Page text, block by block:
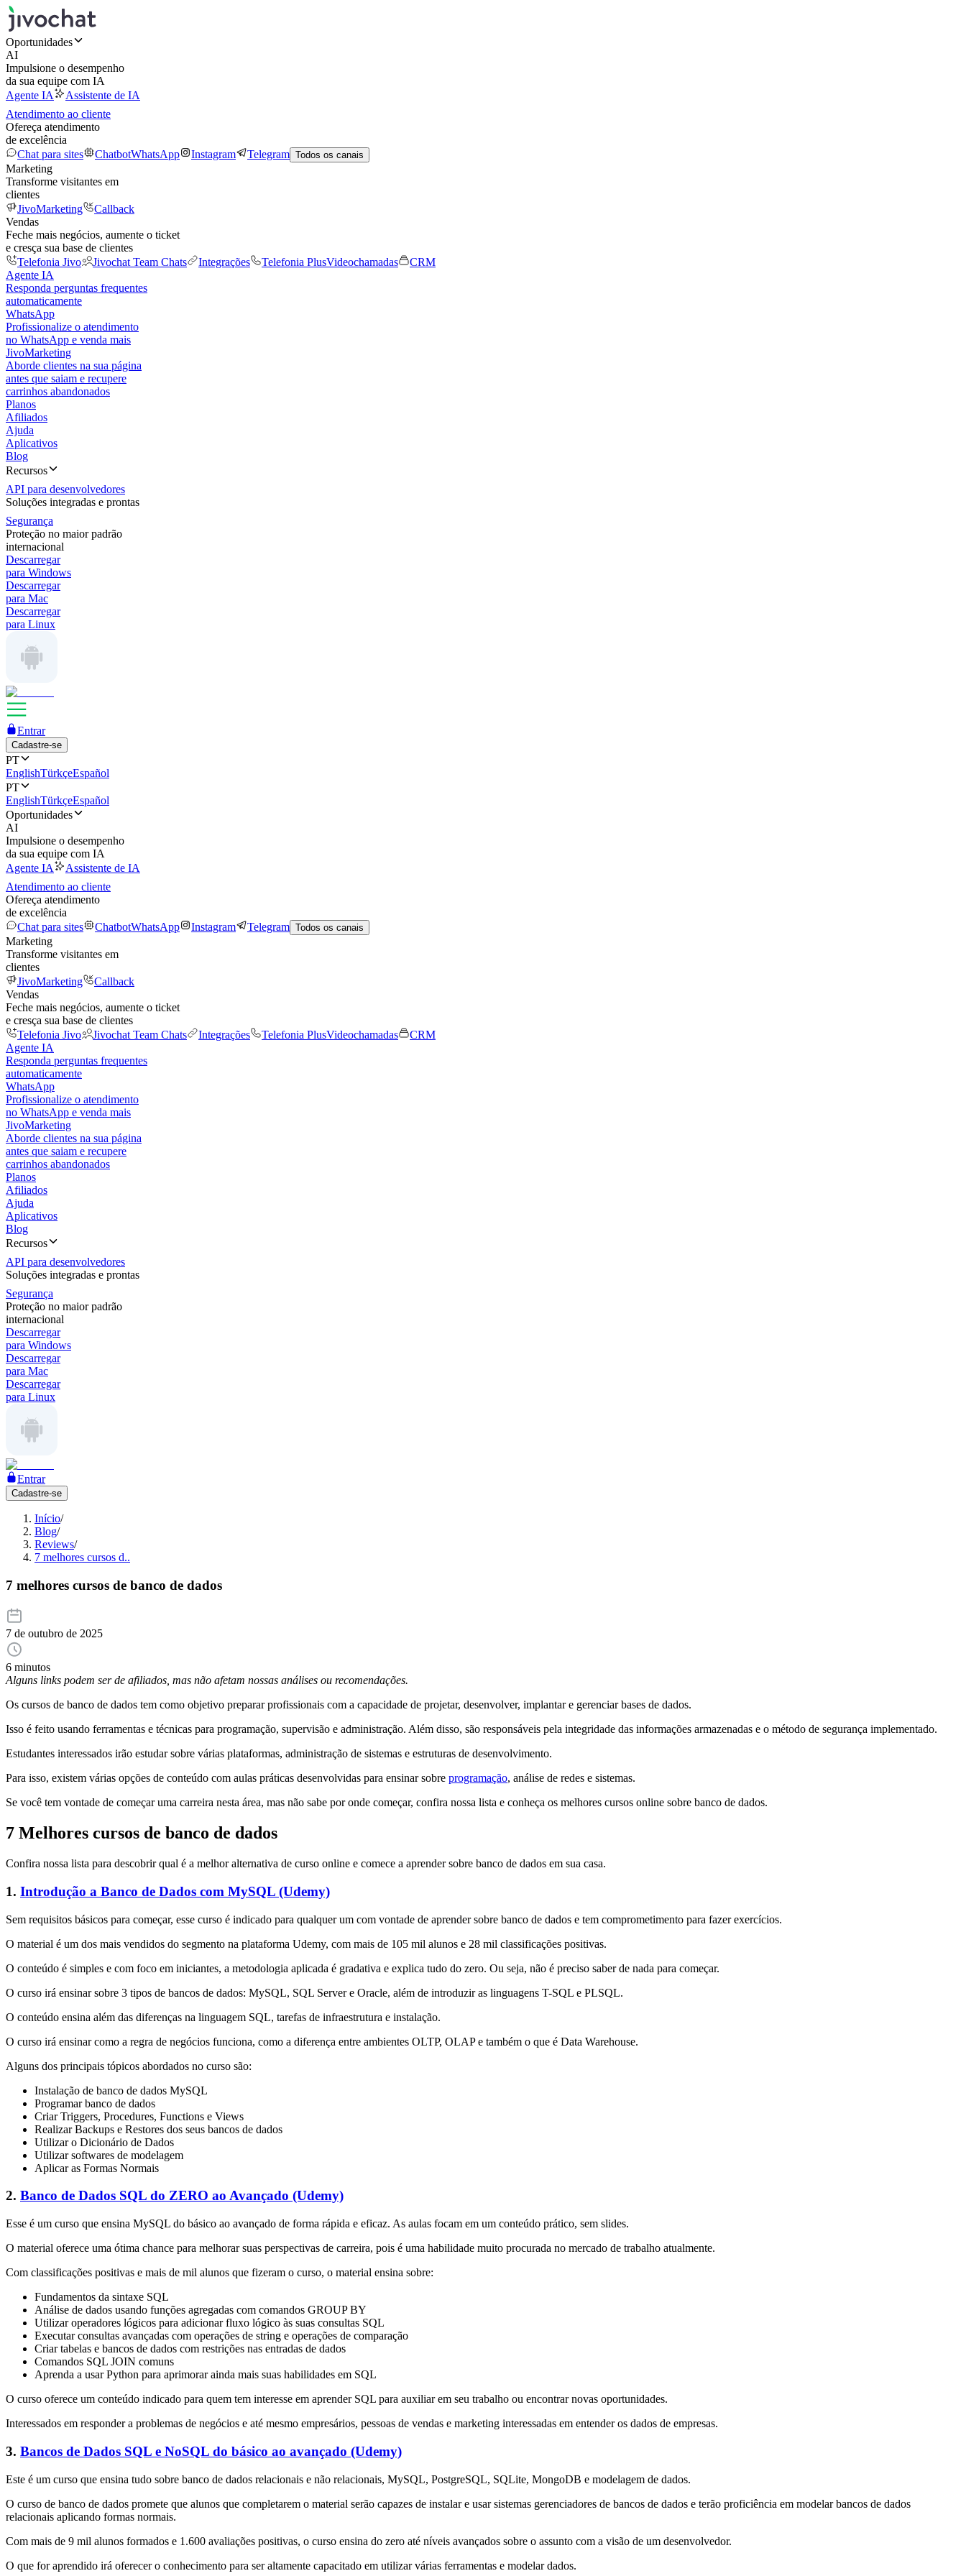
Oportunidades
AI
Impulsione o desempenho
da sua equipe com IA
Agente IA
Assistente de IA
Atendimento ao cliente
Ofereça atendimento
de excelência
Chat para sites
ChatbotWhatsApp Instagram Telegram Todos os canais
Marketing
Transforme visitantes em
clientes
JivoMarketing
Callback
Vendas
Feche mais negócios, aumente o ticket
e cresça sua base de clientes
Telefonia Jivo
Jivochat Team Chats Integrações Telefonia PlusVideochamadas
CRM
Agente IA
Responda perguntas frequentes
automaticamente
WhatsApp
Profissionalize o atendimento
no WhatsApp e venda mais
JivoMarketing
Aborde clientes na sua página
antes que saiam e recupere
carrinhos abandonados
Planos
Afiliados
Ajuda
Aplicativos
Blog
Recursos
API para desenvolvedores
Soluções integradas e prontas
Segurança
Proteção no maior padrão
internacional
Descarregar
para Windows
Descarregar
para Mac
Descarregar
para Linux
Entrar
Cadastre-se
PT
EnglishTürkçeEspañol
PT
EnglishTürkçeEspañol
Oportunidades
AI
Impulsione o desempenho
da sua equipe com IA
Agente IA
Assistente de IA
Atendimento ao cliente
Ofereça atendimento
de excelência
Chat para sites
ChatbotWhatsApp Instagram Telegram Todos os canais
Marketing
Transforme visitantes em
clientes
JivoMarketing
Callback
Vendas
Feche mais negócios, aumente o ticket
e cresça sua base de clientes
Telefonia Jivo
Jivochat Team Chats Integrações Telefonia PlusVideochamadas
CRM
Agente IA
Responda perguntas frequentes
automaticamente
WhatsApp
Profissionalize o atendimento
no WhatsApp e venda mais
JivoMarketing
Aborde clientes na sua página
antes que saiam e recupere
carrinhos abandonados
Planos
Afiliados
Ajuda
Aplicativos
Blog
Recursos
API para desenvolvedores
Soluções integradas e prontas
Segurança
Proteção no maior padrão
internacional
Descarregar
para Windows
Descarregar
para Mac
Descarregar
para Linux
Entrar
Cadastre-se
Início/
Blog/
Reviews/
7 melhores cursos d..
7 melhores cursos de banco de dados
7 de outubro de 2025
6 minutos
Alguns links podem ser de afiliados, mas não afetam nossas análises ou recomendações.
Os cursos de banco de dados tem como objetivo preparar profissionais com a capacidade de projetar, desenvolver, implantar e gerenciar bases de dados.
Isso é feito usando ferramentas e técnicas para programação, supervisão e administração. Além disso, são responsáveis pela integridade das informações armazenadas e o método de segurança implementado.
Estudantes interessados irão estudar sobre várias plataformas, administração de sistemas e estruturas de desenvolvimento.
Para isso, existem várias opções de conteúdo com aulas práticas desenvolvidas para ensinar sobre programação, análise de redes e sistemas.
Se você tem vontade de começar uma carreira nesta área, mas não sabe por onde começar, confira nossa lista e conheça os melhores cursos online sobre banco de dados.
7 Melhores cursos de banco de dados
Confira nossa lista para descobrir qual é a melhor alternativa de curso online e comece a aprender sobre banco de dados em sua casa.
1. Introdução a Banco de Dados com MySQL (Udemy)
Sem requisitos básicos para começar, esse curso é indicado para qualquer um com vontade de aprender sobre banco de dados e tem comprometimento para fazer exercícios.
O material é um dos mais vendidos do segmento na plataforma Udemy, com mais de 105 mil alunos e 28 mil classificações positivas.
O conteúdo é simples e com foco em iniciantes, a metodologia aplicada é gradativa e explica tudo do zero. Ou seja, não é preciso saber de nada para começar.
O curso irá ensinar sobre 3 tipos de bancos de dados: MySQL, SQL Server e Oracle, além de introduzir as linguagens T-SQL e PLSQL.
O conteúdo ensina além das diferenças na linguagem SQL, tarefas de infraestrutura e instalação.
O curso irá ensinar como a regra de negócios funciona, como a diferença entre ambientes OLTP, OLAP e também o que é Data Warehouse.
Alguns dos principais tópicos abordados no curso são:
Instalação de banco de dados MySQL
Programar banco de dados
Criar Triggers, Procedures, Functions e Views
Realizar Backups e Restores dos seus bancos de dados
Utilizar o Dicionário de Dados
Utilizar softwares de modelagem
Aplicar as Formas Normais
2. Banco de Dados SQL do ZERO ao Avançado (Udemy)
Esse é um curso que ensina MySQL do básico ao avançado de forma rápida e eficaz. As aulas focam em um conteúdo prático, sem slides.
O material oferece uma ótima chance para melhorar suas perspectivas de carreira, pois é uma habilidade muito procurada no mercado de trabalho atualmente.
Com classificações positivas e mais de mil alunos que fizeram o curso, o material ensina sobre:
Fundamentos da sintaxe SQL
Análise de dados usando funções agregadas com comandos GROUP BY
Utilizar operadores lógicos para adicionar fluxo lógico às suas consultas SQL
Executar consultas avançadas com operações de string e operações de comparação
Criar tabelas e bancos de dados com restrições nas entradas de dados
Comandos SQL JOIN comuns
Aprenda a usar Python para aprimorar ainda mais suas habilidades em SQL
O curso oferece um conteúdo indicado para quem tem interesse em aprender SQL para auxiliar em seu trabalho ou encontrar novas oportunidades.
Interessados em responder a problemas de negócios e até mesmo empresários, pessoas de vendas e marketing interessadas em entender os dados de empresas.
3. Bancos de Dados SQL e NoSQL do básico ao avançado (Udemy)
Este é um curso que ensina tudo sobre banco de dados relacionais e não relacionais, MySQL, PostgreSQL, SQLite, MongoDB e modelagem de dados.
O curso de banco de dados promete que alunos que completarem o material serão capazes de instalar e usar sistemas gerenciadores de bancos de dados e terão proficiência em modelar bancos de dados
relacionais aplicando formas normais.
Com mais de 9 mil alunos formados e 1.600 avaliações positivas, o curso ensina do zero até níveis avançados sobre o assunto com a visão de um desenvolvedor.
O que for aprendido irá oferecer o conhecimento para ser altamente capacitado em utilizar várias ferramentas e modelar dados.